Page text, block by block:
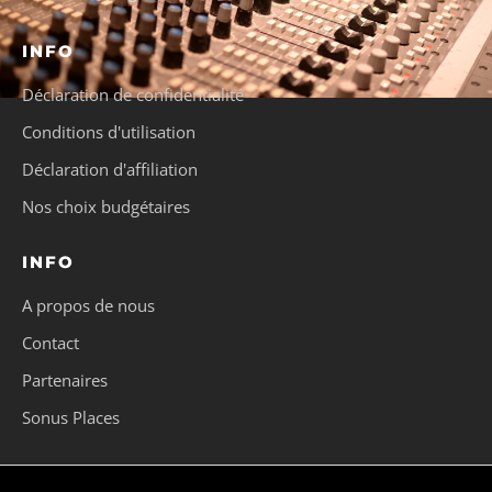
INFO
Déclaration de confidentialité
Conditions d'utilisation
Déclaration d'affiliation
Nos choix budgétaires
INFO
A propos de nous
Contact
Partenaires
Sonus Places